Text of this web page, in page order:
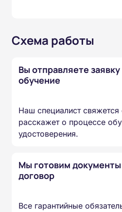
Схема работы
Вы отправляете заявку
обучение
Наш специалист
расскажет о процессе
удостоверения.
Мы готовим документы
договор
Все гарантийные